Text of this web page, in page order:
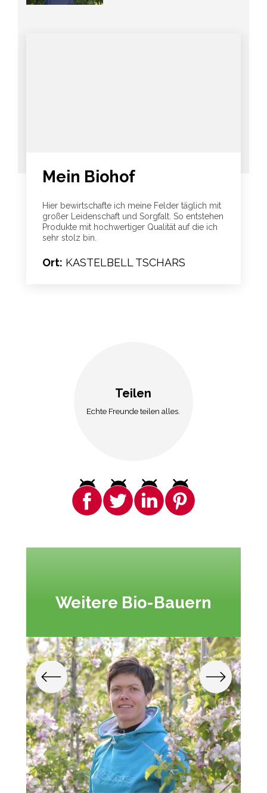
Mein Biohof
Hier bewirtschafte ich meine Felder täglich mit
großer Leidenschaft und Sorgfalt. So entstehen
Produkte mit hochwertiger Qualität auf die ich
sehr stolz bin.
Ort: KASTELBELL TSCHARS
Teilen
Echte Freunde teilen alles.
Weitere Bio-Bauern